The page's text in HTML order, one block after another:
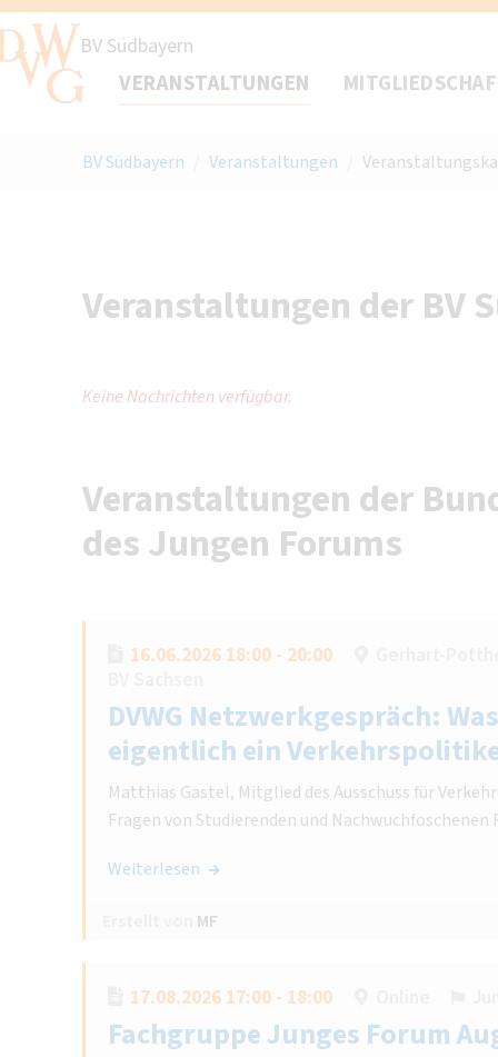
BV Südbayern
VERANSTALTUNGEN
BV Südbayern Veranstaltungen
Veranstaltungen der BV
Keine Nachrichten verfügbar.
Veranstaltungen der
des Jungen Forums
16.06.2026 18:00 - 20:00
DVWG Netzwerkgespräch:
eigentlich ein
Matthias Gastel, Mitglied des Ausschuss für
Fragen von Studierenden und Nachwuchfoschenen
Weiterlesen
MF
17.08.2026 17:00 - 18:00
Fachgruppe Junges Forum